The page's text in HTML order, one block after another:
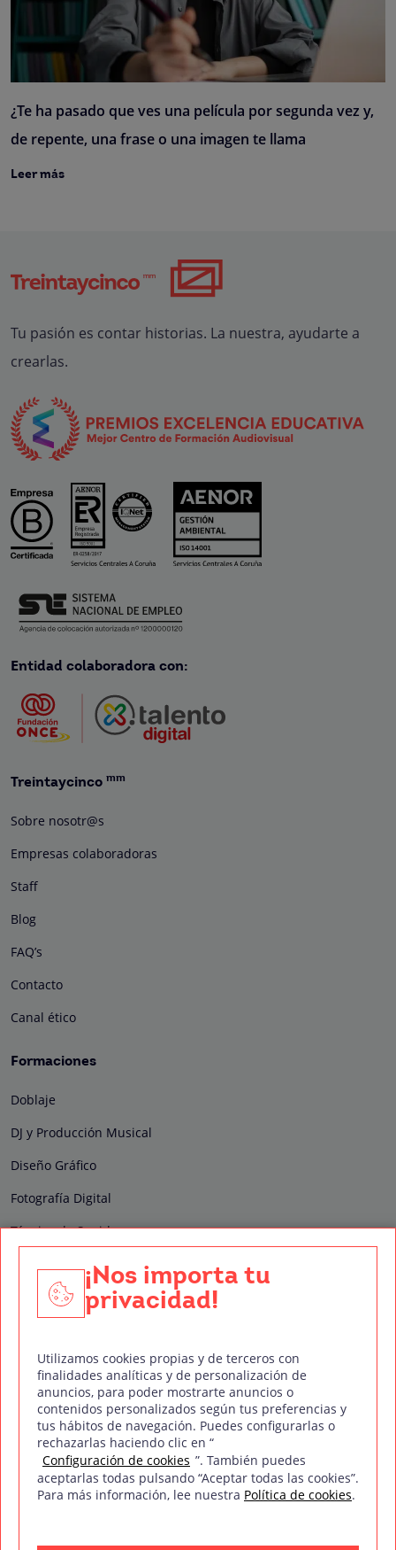
¿Te ha pasado que ves una película por segunda vez y,
de repente, una frase o una imagen te llama
Leer más
Tu pasión es contar historias. La nuestra, ayudarte a
crearlas.
Entidad colaboradora con:
Treintaycinco mm
Sobre nosotr@s
Empresas colaboradoras
Staff
Blog
FAQ’s
Contacto
Canal ético
Formaciones
Doblaje
DJ y Producción Musical
Diseño Gráfico
Fotografía Digital
Técnico de Sonido
Edición y Postproducción de Vídeo
Nuestros sellos de calidad
Síguenos en Redes Sociales
Política de privacidad Política de cookies
Aviso legal
¡Nos importa tu
privacidad!
Utilizamos cookies propias y de terceros con
finalidades analíticas y de personalización de
anuncios, para poder mostrarte anuncios o
contenidos personalizados según tus preferencias y
tus hábitos de navegación. Puedes configurarlas o
rechazarlas haciendo clic en “
Configuración de cookies ”. También puedes
aceptarlas todas pulsando “Aceptar todas las cookies”.
Para más información, lee nuestra Política de cookies.